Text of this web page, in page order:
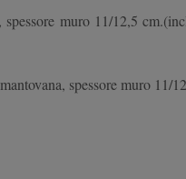
muro 11/12,5
spessore muro